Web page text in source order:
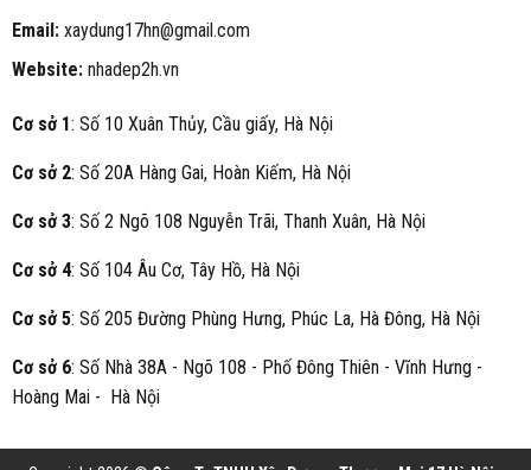
Email:xaydung17hn@gmail.com
Website:nhadep2h.vn
Cơ sở 1: Số 10 Xuân Thủy, Cầu giấy, Hà Nội
Cơ sở 2: Số 20A Hàng Gai, Hoàn Kiếm, Hà Nội
Cơ sở 3: Số 2 Ngõ 108 Nguyễn Trãi, Thanh Xuân, Hà Nội
Cơ sở 4: Số 104 Âu Cơ, Tây Hồ, Hà Nội
Cơ sở 5: Số 205 Đường Phùng Hưng, Phúc La, Hà Đông, Hà Nội
Cơ sở 6: Số Nhà 38A - Ngõ 108 - Phố Đông Thiên - Vĩnh Hưng -
Hoàng Mai - Hà Nội